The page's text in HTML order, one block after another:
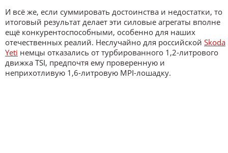
И всё же, если суммировать достоинства и недостатки, то
итоговый результат делает эти силовые агрегаты вполне
ещё конкурентоспособными, особенно для наших
отечественных реалий. Неслучайно для российской Skoda
Yeti немцы отказались от турбированного 1,2-литрового
движка TSI, предпочтя ему проверенную и
неприхотливую 1,6-литровую MPI-лошадку.